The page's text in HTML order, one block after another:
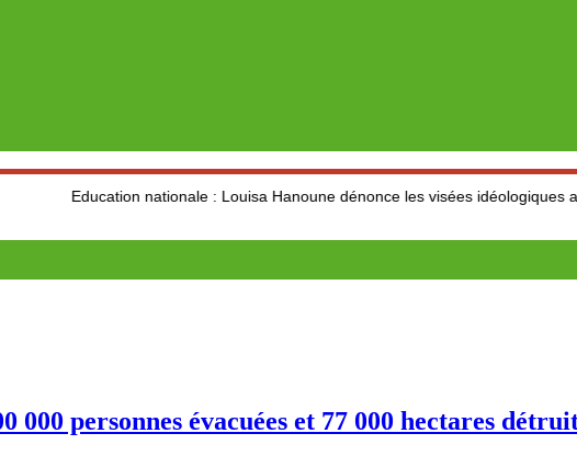
nationale : Louisa Hanoune dénonce les visées idéologiques au dépend du
000 personnes évacuées et 77 000 hectares